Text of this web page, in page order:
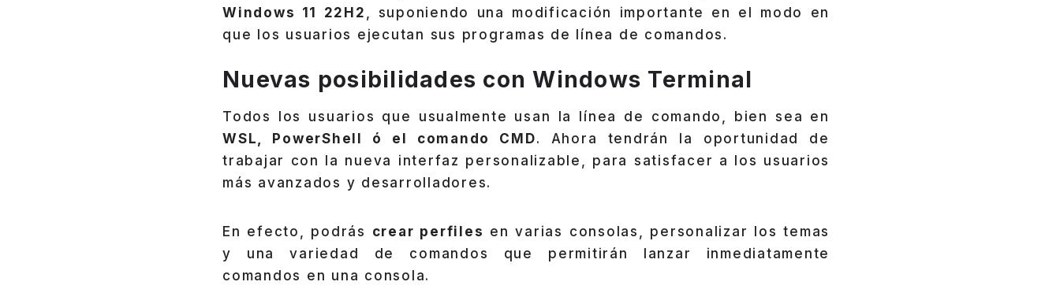
Windows 11 22H2 , suponiendo una modificación importante en el modo en
que los usuarios ejecutan sus programas de línea de comandos.
Nuevas posibilidades con Windows Terminal
Todos los usuarios que usualmente usan la línea de comando, bien sea en
WSL, PowerShell ó el comando CMD. Ahora tendrán la oportunidad de
trabajar con la nueva interfaz personalizable, para satisfacer a los usuarios
más avanzados y desarrolladores.
En efecto, podrás crear perfiles en varias consolas, personalizar los temas
y una variedad de comandos que permitirán lanzar inmediatamente
comandos en una consola.